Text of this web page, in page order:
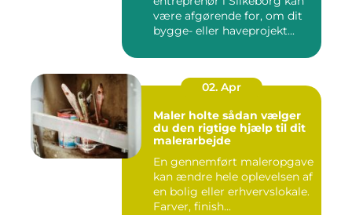
være afgørende for, om dit
bygge- eller haveprojekt...
02. Apr
Maler holte sådan vælger
du den rigtige hjælp til dit
malerarbejde
En gennemført maleropgave
kan ændre hele oplevelsen af
en bolig eller erhvervslokale.
Farver, finish...